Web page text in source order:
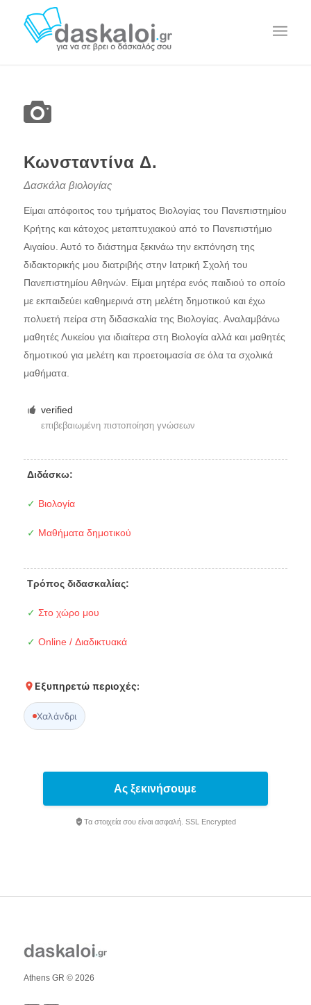
Κωνσταντίνα Δ.
Δασκάλα βιολογίας
Είμαι απόφοιτος του τμήματος Βιολογίας του Πανεπιστημίου
Κρήτης και κάτοχος μεταπτυχιακού από το Πανεπιστήμιο
Αιγαίου. Αυτό το διάστημα ξεκινάω την εκπόνηση της
διδακτορικής μου διατριβής στην Ιατρική Σχολή του
Πανεπιστημίου Αθηνών. Είμαι μητέρα ενός παιδιού το οποίο
με εκπαιδεύει καθημερινά στη μελέτη δημοτικού και έχω
πολυετή πείρα στη διδασκαλία της Βιολογίας. Αναλαμβάνω
μαθητές Λυκείου για ιδιαίτερα στη Βιολογία αλλά και μαθητές
δημοτικού για μελέτη και προετοιμασία σε όλα τα σχολικά
μαθήματα.
verified
επιβεβαιωμένη πιστοποίηση γνώσεων
Διδάσκω:
✓ Βιολογία
✓ Μαθήματα δημοτικού
Τρόπος διδασκαλίας:
✓ Στο χώρο μου
✓ Online / Διαδικτυακά
Εξυπηρετώ περιοχές:
Χαλάνδρι
Ας ξεκινήσουμε
Τα στοιχεία σου είναι ασφαλή. SSL Encrypted
Athens GR © 2026